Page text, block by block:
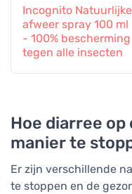
Incognito Natuurlijke
afweer spray 100 ml
- 100% bescherming
tegen alle insecten
Hoe diarree
manier te
Er zijn verschillende
te stoppen en de